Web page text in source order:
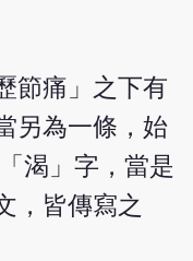
節痛」之下有
另為一條，始
渴」字，當是
，皆傳寫之